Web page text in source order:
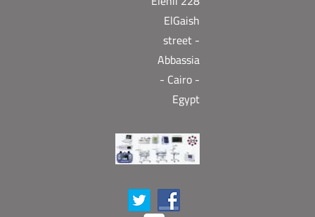
ElGaish
street -
Abbassia
- Cairo -
Egypt